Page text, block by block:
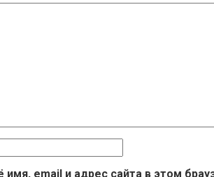
имя, email и адрес сайта в этом